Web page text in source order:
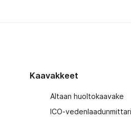
Kaavakkeet
Altaan huoltokaavake
ICO-